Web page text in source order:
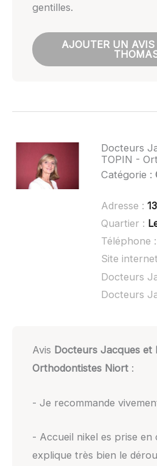
gentilles.
AJOUTER UN AVIS
Docteurs
TOPIN -
Catégorie :
Adresse : 13
Quartier :
Téléphone :
Site
Avis Docteurs Jacques et
Orthodontistes Niort:
- Je recommande
- Accueil nikel es prise en
explique très bien le